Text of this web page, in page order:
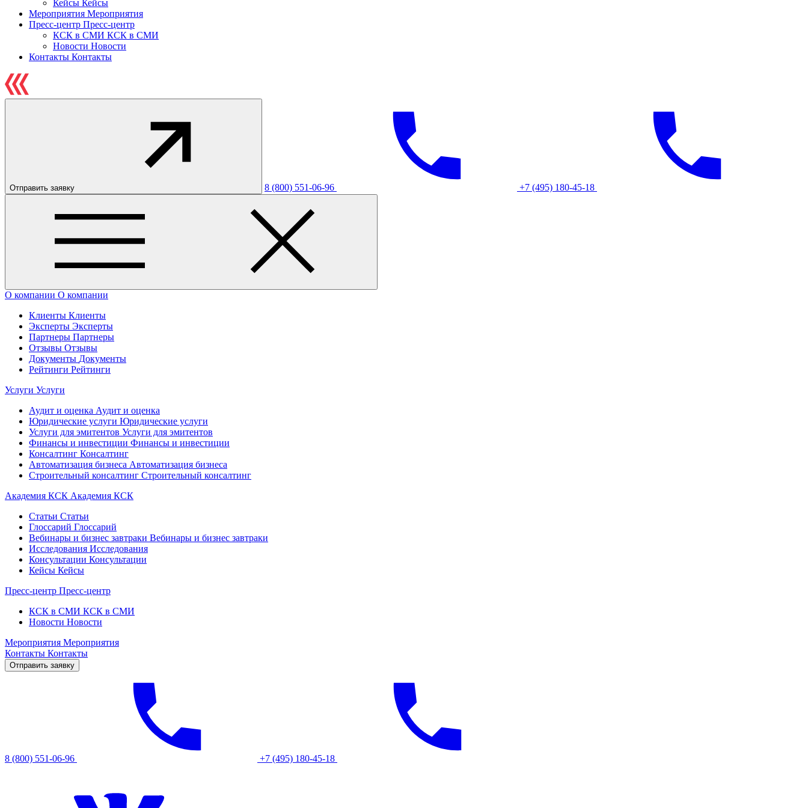
Кейсы Кейсы
Мероприятия Мероприятия
Пресс-центр Пресс-центр
КСК в СМИ КСК в СМИ
Новости Новости
Контакты Контакты
Отправить заявку 8 (800) 551-06-96 +7 (495) 180-45-18
О компании О компании
Клиенты Клиенты
Эксперты Эксперты
Партнеры Партнеры
Отзывы Отзывы
Документы Документы
Рейтинги Рейтинги
Услуги Услуги
Аудит и оценка Аудит и оценка
Юридические услуги Юридические услуги
Услуги для эмитентов Услуги для эмитентов
Финансы и инвестиции Финансы и инвестиции
Консалтинг Консалтинг
Автоматизация бизнеса Автоматизация бизнеса
Строительный консалтинг Строительный консалтинг
Академия КСК Академия КСК
Статьи Статьи
Глоссарий Глоссарий
Вебинары и бизнес завтраки Вебинары и бизнес завтраки
Исследования Исследования
Консультации Консультации
Кейсы Кейсы
Пресс-центр Пресс-центр
КСК в СМИ КСК в СМИ
Новости Новости
Мероприятия Мероприятия
Контакты Контакты
Отправить заявку
8 (800) 551-06-96 +7 (495) 180-45-18